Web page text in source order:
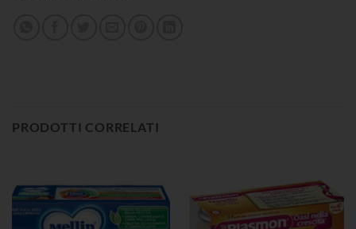
PRODOTTI CORRELATI